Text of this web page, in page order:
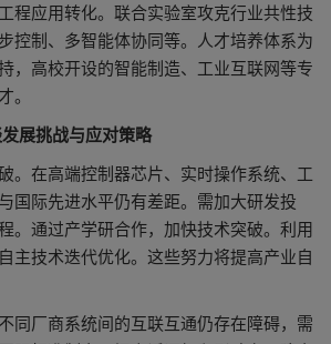
程应用转化。联合实验室攻克行业共性技
控制、多智能体协同等。人才培养体系为
，高校开设的智能制造、工业互联网等专
。
展挑战与应对策略
。在高端控制器芯片、实时操作系统、工
国际先进水平仍有差距。需加大研发投
。通过产学研合作，加快技术突破。利用
主技术迭代优化。这些努力将提高产业自
同厂商系统间的互联互通仍存在障碍，需